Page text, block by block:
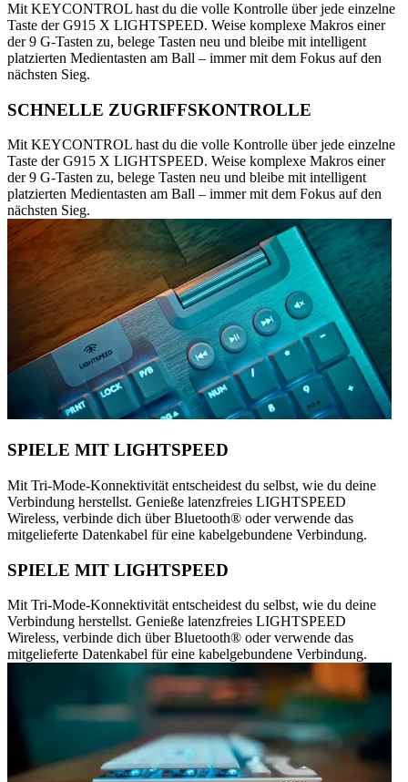
Mit KEYCONTROL hast du die volle Kontrolle über jede einzelne
Taste der G915 X LIGHTSPEED. Weise komplexe Makros einer
der 9 G-Tasten zu, belege Tasten neu und bleibe mit intelligent
platzierten Medientasten am Ball – immer mit dem Fokus auf den
nächsten Sieg.
SCHNELLE ZUGRIFFSKONTROLLE
Mit KEYCONTROL hast du die volle Kontrolle über jede einzelne
Taste der G915 X LIGHTSPEED. Weise komplexe Makros einer
der 9 G-Tasten zu, belege Tasten neu und bleibe mit intelligent
platzierten Medientasten am Ball – immer mit dem Fokus auf den
nächsten Sieg.
SPIELE MIT LIGHTSPEED
Mit Tri-Mode-Konnektivität entscheidest du selbst, wie du deine
Verbindung herstellst. Genieße latenzfreies LIGHTSPEED
Wireless, verbinde dich über Bluetooth® oder verwende das
mitgelieferte Datenkabel für eine kabelgebundene Verbindung.
SPIELE MIT LIGHTSPEED
Mit Tri-Mode-Konnektivität entscheidest du selbst, wie du deine
Verbindung herstellst. Genieße latenzfreies LIGHTSPEED
Wireless, verbinde dich über Bluetooth® oder verwende das
mitgelieferte Datenkabel für eine kabelgebundene Verbindung.